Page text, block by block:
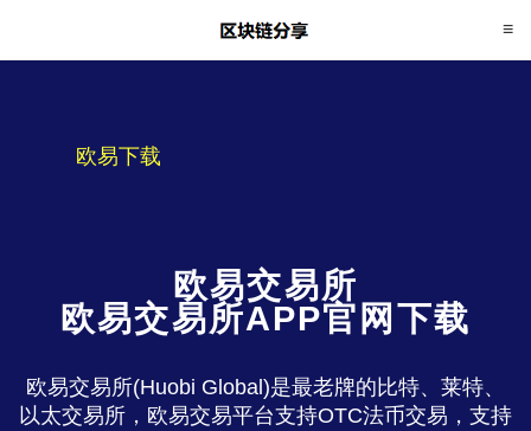
欧易下载
欧易交易所
欧易交易所APP官网下载
欧易交易所(Huobi Global)是最老牌的比特、莱特、
以太交易所，欧易交易平台支持OTC法币交易，支持